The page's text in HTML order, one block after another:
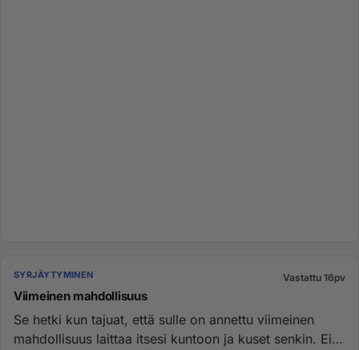
SYRJÄYTYMINEN Vastattu 16pv
Viimeinen mahdollisuus
Se hetki kun tajuat, että sulle on annettu viimeinen
mahdollisuus laittaa itsesi kuntoon ja kuset senkin. Ei